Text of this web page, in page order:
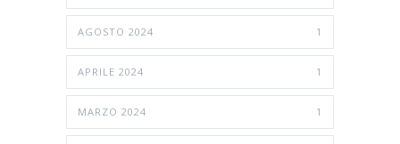
AGOSTO 2024 1
APRILE 2024 1
MARZO 2024 1